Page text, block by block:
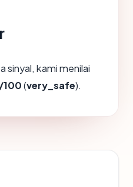
sinyal, kami menilai
100(very_safe).